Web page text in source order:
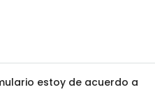
estoy de acuerdo a